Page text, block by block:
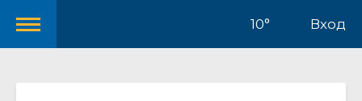
10° Вход